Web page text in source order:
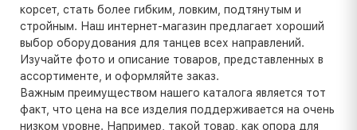
корсет, стать более гибким, ловким, подтянутым и
стройным. Наш интернет-магазин предлагает хороший
выбор оборудования для танцев всех направлений.
Изучайте фото и описание товаров, представленных в
ассортименте, и оформляйте заказ.
Важным преимуществом нашего каталога является тот
факт, что цена на все изделия поддерживается на очень
низком уровне. Например, такой товар, как опора для